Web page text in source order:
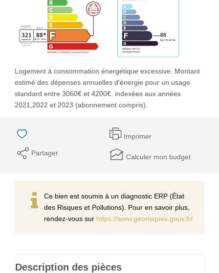
Logement à consommation énergétique excessive. Montant
estimé des dépenses annuelles d'énergie pour un usage
standard entre 3060€ et 4200€. indexées aux années
2021,2022 et 2023 (abonnement compris).
Imprimer
Partager Calculer mon budget
Ce bien est soumis à un diagnostic ERP (État
des Risques et Pollutions). Pour en savoir plus,
rendez-vous sur https://www.georisques.gouv.fr/
Description des pièces